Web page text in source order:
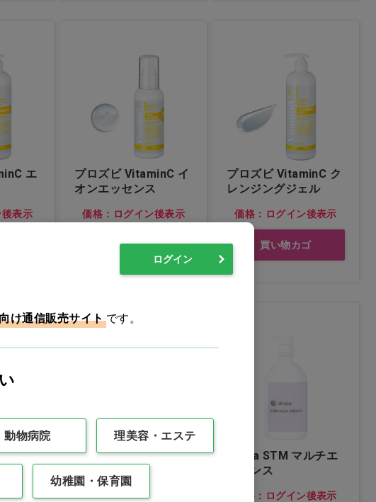
エ
表示
プロズビ VitaminC イ
オンエッセンス
価格：ログイン後表示
買い物カゴ
プロズビ VitaminC ク
レンジングジェル
価格：ログイン後表示
買い物カゴ
ラム
表示
direia ステム ライズ
マッサージクリーム
価格：ログイン後表示
direia STM マルチエ
ッセンス
価格：ログイン後表示
ログイン
け通信販売サイトです。
動物病院 理美容・エステ
幼稚園・保育園